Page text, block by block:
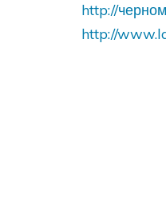
http://
http://